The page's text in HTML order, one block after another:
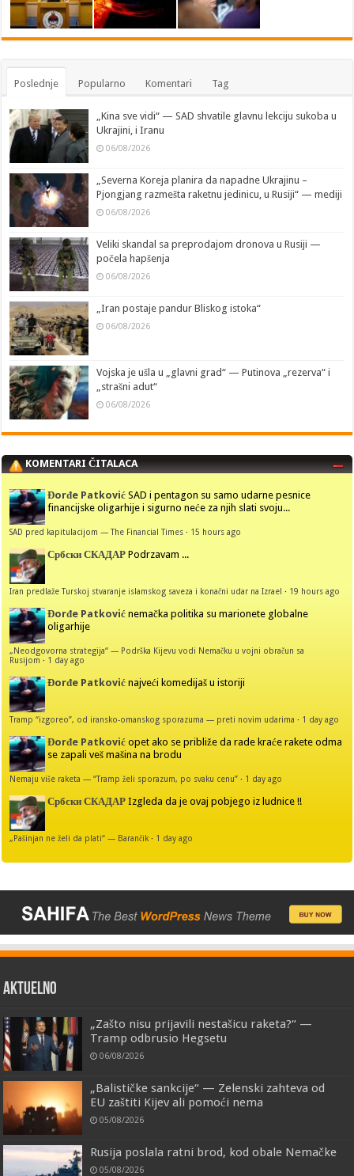
Poslednje Popularno Komentari Tag
„Kina sve vidi“ — SAD shvatile glavnu lekciju sukoba u
Ukrajini, i Iranu
06/08/2026
„Severna Koreja planira da napadne Ukrajinu –
Pjongjang razmešta raketnu jedinicu, u Rusiji“ — mediji
06/08/2026
Veliki skandal sa preprodajom dronova u Rusiji —
počela hapšenja
06/08/2026
„Iran postaje pandur Bliskog istoka“
06/08/2026
Vojska je ušla u „glavni grad“ — Putinova „rezerva“ i
„strašni adut“
06/08/2026
KOMENTARI ČITALACA
Đorđe Patković SAD i pentagon su samo udarne pesnice
financijske oligarhije i sigurno neće za njih slati svoju...
SAD pred kapitulacijom — The Financial Times · 15 hours ago
Србски СКАДАР Podrzavam ...
Iran predlaže Turskoj stvaranje islamskog saveza i konačni udar na Izrael · 19 hours ago
Đorđe Patković nemačka politika su marionete globalne
oligarhije
„Neodgovorna strategija“ — Podrška Kijevu vodi Nemačku u vojni obračun sa
Rusijom · 1 day ago
Đorđe Patković najveći komedijaš u istoriji
Tramp “izgoreo”, od iransko-omanskog sporazuma — preti novim udarima · 1 day ago
Đorđe Patković opet ako se približe da rade kraće rakete odma
se zapali veš mašina na brodu
Nemaju više raketa — “Tramp želi sporazum, po svaku cenu” · 1 day ago
Србски СКАДАР Izgleda da je ovaj pobjego iz ludnice !!
„Pašinjan ne želi da plati“ — Barančik · 1 day ago
AKTUELNO
„Zašto nisu prijavili nestašicu raketa?“ —
Tramp odbrusio Hegsetu
06/08/2026
„Balističke sankcije“ — Zelenski zahteva od
EU zaštiti Kijev ali pomoći nema
05/08/2026
Rusija poslala ratni brod, kod obale Nemačke
05/08/2026